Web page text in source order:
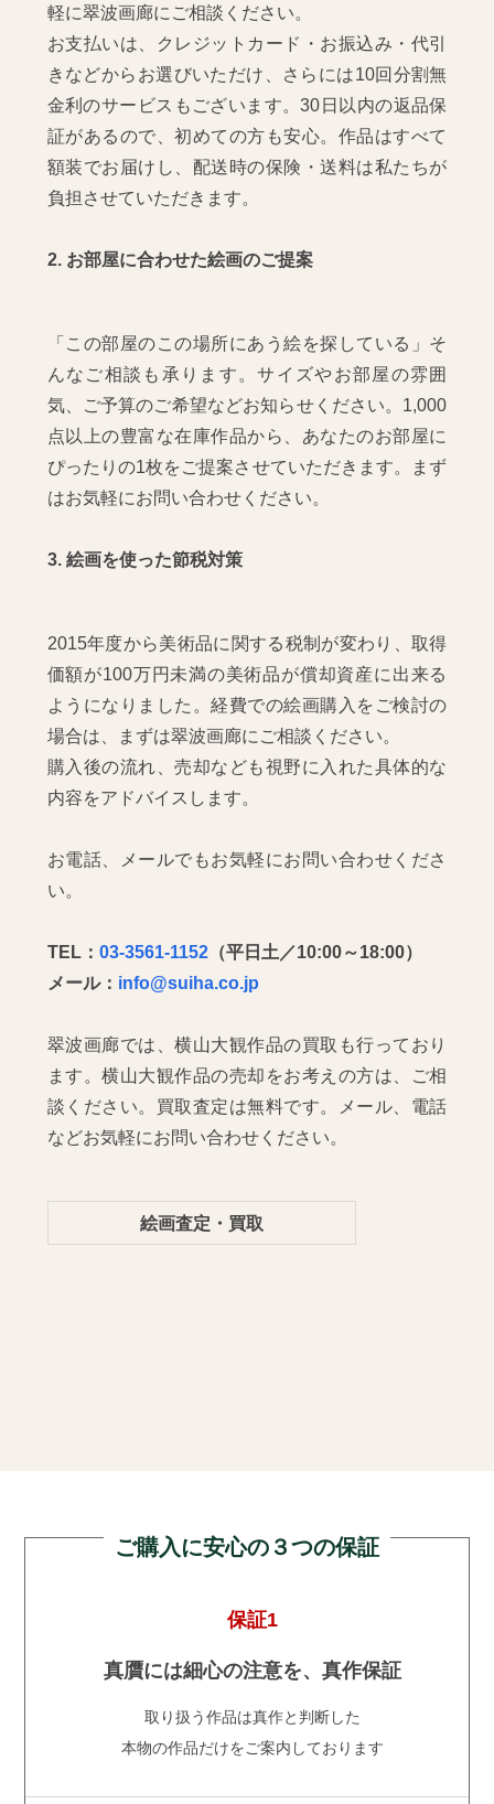
軽に翠波画廊にご相談ください。
お支払いは、クレジットカード・お振込み・代引
きなどからお選びいただけ、さらには10回分割無
金利のサービスもございます。30日以内の返品保
証があるので、初めての方も安心。作品はすべて
額装でお届けし、配送時の保険・送料は私たちが
負担させていただきます。
2. お部屋に合わせた絵画のご提案
「この部屋のこの場所にあう絵を探している」そ
んなご相談も承ります。サイズやお部屋の雰囲
気、ご予算のご希望などお知らせください。1,000
点以上の豊富な在庫作品から、あなたのお部屋に
ぴったりの1枚をご提案させていただきます。まず
はお気軽にお問い合わせください。
3. 絵画を使った節税対策
2015年度から美術品に関する税制が変わり、取得
価額が100万円未満の美術品が償却資産に出来る
ようになりました。経費での絵画購入をご検討の
場合は、まずは翠波画廊にご相談ください。
購入後の流れ、売却なども視野に入れた具体的な
内容をアドバイスします。
お電話、メールでもお気軽にお問い合わせくださ
い。
TEL： 03-3561-1152（平日土／10:00～18:00）
メール： info@suiha.co.jp
翠波画廊では、横山大観作品の買取も行っており
ます。横山大観作品の売却をお考えの方は、ご相
談ください。買取査定は無料です。メール、電話
などお気軽にお問い合わせください。
絵画査定・買取
ご購入に安心の３つの保証
保証1
真贋には細心の注意を、真作保証
取り扱う作品は真作と判断した
本物の作品だけをご案内しております